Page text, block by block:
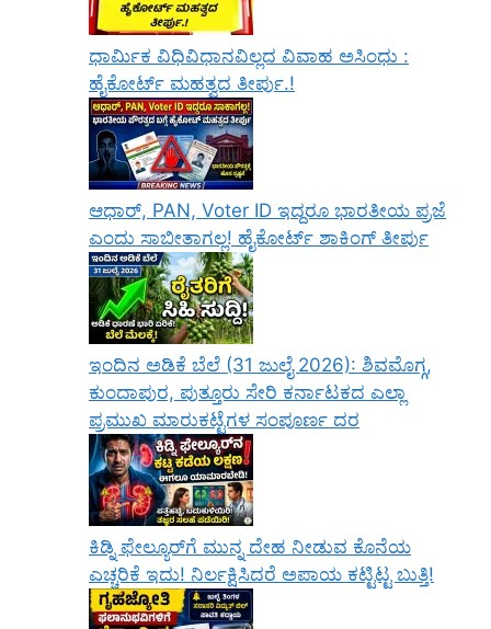
ಧಾರ್ಮಿಕ ವಿಧಿವಿಧಾನವಿಲ್ಲದ ವಿವಾಹ ಅಸಿಂಧು :
ಹೈಕೋರ್ಟ್ ಮಹತ್ವದ ತೀರ್ಪು.!
ಆಧಾರ್, PAN, Voter ID ಇದ್ದರೂ ಭಾರತೀಯ ಪ್ರಜೆ
ಎಂದು ಸಾಬೀತಾಗಲ್ಲ! ಹೈಕೋರ್ಟ್ ಶಾಕಿಂಗ್ ತೀರ್ಪು
ಇಂದಿನ ಅಡಿಕೆ ಬೆಲೆ (31 ಜುಲೈ 2026): ಶಿವಮೊಗ್ಗ,
ಕುಂದಾಪುರ, ಪುತ್ತೂರು ಸೇರಿ ಕರ್ನಾಟಕದ ಎಲ್ಲಾ
ಪ್ರಮುಖ ಮಾರುಕಟ್ಟೆಗಳ ಸಂಪೂರ್ಣ ದರ
ಕಿಡ್ನಿ ಫೇಲ್ಯೂರ್‌ಗೆ ಮುನ್ನ ದೇಹ ನೀಡುವ ಕೊನೆಯ
ಎಚ್ಚರಿಕೆ ಇದು! ನಿರ್ಲಕ್ಷಿಸಿದರೆ ಅಪಾಯ ಕಟ್ಟಿಟ್ಟ ಬುತ್ತಿ!